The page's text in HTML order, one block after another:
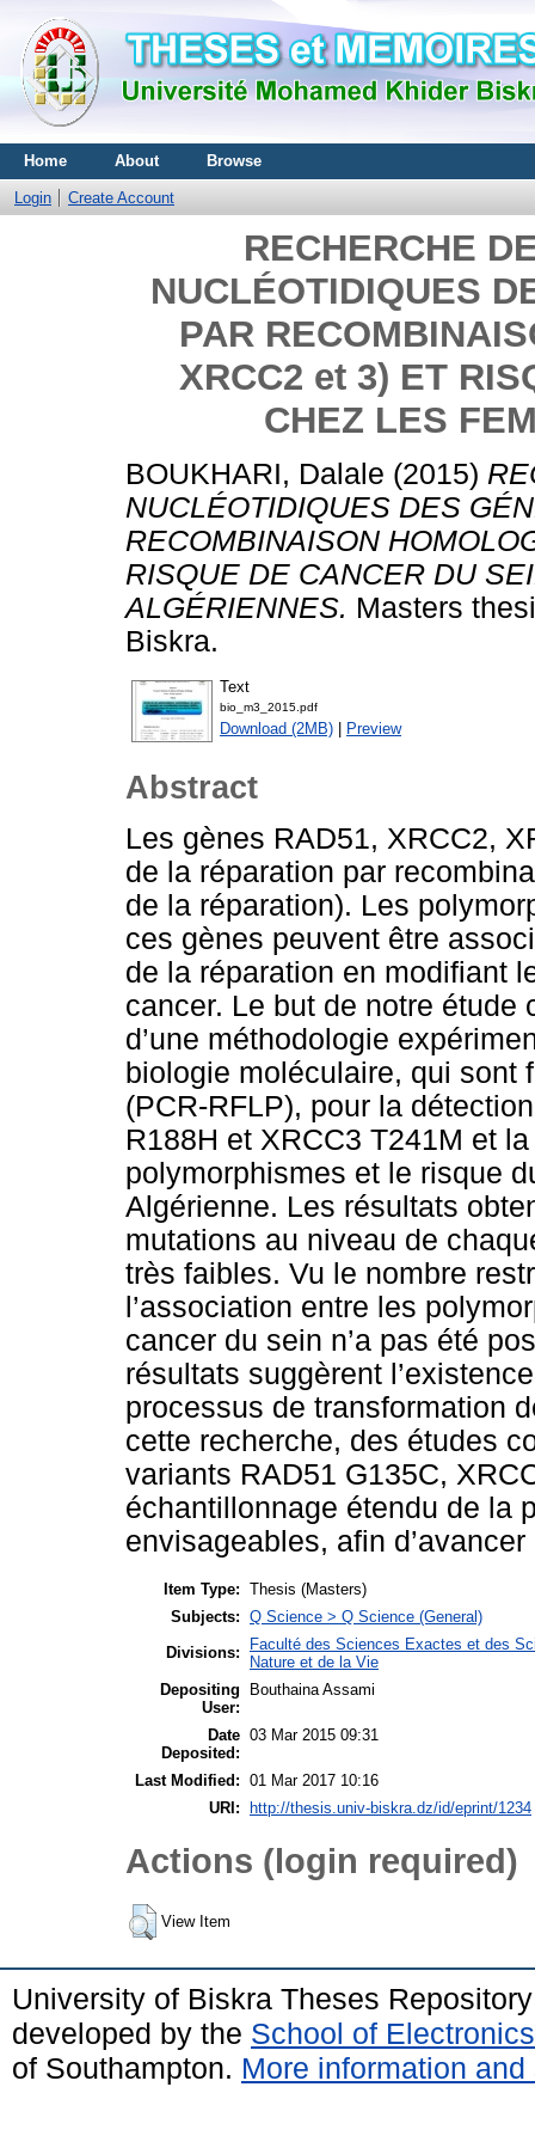
Home About Browse
Login Create Account
RECHERCHE
NUCLÉOTIDIQUES
PAR
XRCC2 et 3) ET
CHEZ LES
BOUKHARI, Dalale (2015)
NUCLÉOTIDIQUES DES
RECOMBINAISON
RISQUE DE CANCER DU
ALGÉRIENNES. Masters
Biskra.
Text
bio_m3_2015.pdf
Download (2MB) | Preview
Abstract
Les gènes RAD51, XRCC2,
de la réparation par
de la réparation). Les
ces gènes peuvent être
de la réparation en modifiant
cancer. Le but de notre étude
d’une méthodologie
biologie moléculaire, qui sont
(PCR-RFLP), pour la
R188H et XRCC3 T241M et
polymorphismes et le risque
Algérienne. Les résultats
mutations au niveau de
très faibles. Vu le nombre
l’association entre les
cancer du sein n’a pas été
résultats suggèrent
processus de transformation
cette recherche, des études
variants RAD51 G135C,
échantillonnage étendu de la
envisageables, afin
Item Type: Thesis (Masters)
Subjects: Q Science > Q Science (General)
Divisions:
Faculté des Sciences Exactes et des
Nature et de la Vie
Depositing
User:
Bouthaina Assami
Date
Deposited:
03 Mar 2015 09:31
Last Modified: 01 Mar 2017 10:16
URI:
http://thesis.univ-biskra.dz/id/eprint/1234
Actions (login required)
View Item
University of Biskra Theses
developed by the School of
of Southampton. More information